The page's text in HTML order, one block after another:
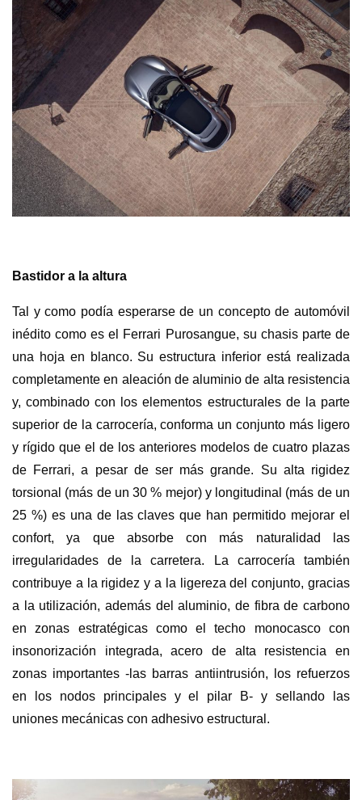
Bastidor a la altura
Tal y como podía esperarse de un concepto de automóvil
inédito como es el Ferrari Purosangue, su chasis parte de
una hoja en blanco. Su estructura inferior está realizada
completamente en aleación de aluminio de alta resistencia
y, combinado con los elementos estructurales de la parte
superior de la carrocería, conforma un conjunto más ligero
y rígido que el de los anteriores modelos de cuatro plazas
de Ferrari, a pesar de ser más grande. Su alta rigidez
torsional (más de un 30 % mejor) y longitudinal (más de un
25 %) es una de las claves que han permitido mejorar el
confort, ya que absorbe con más naturalidad las
irregularidades de la carretera. La carrocería también
contribuye a la rigidez y a la ligereza del conjunto, gracias
a la utilización, además del aluminio, de fibra de carbono
en zonas estratégicas como el techo monocasco con
insonorización integrada, acero de alta resistencia en
zonas importantes -las barras antiintrusión, los refuerzos
en los nodos principales y el pilar B- y sellando las
uniones mecánicas con adhesivo estructural.